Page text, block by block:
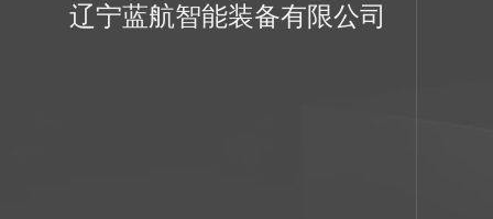
辽宁蓝航智能装备有限公司